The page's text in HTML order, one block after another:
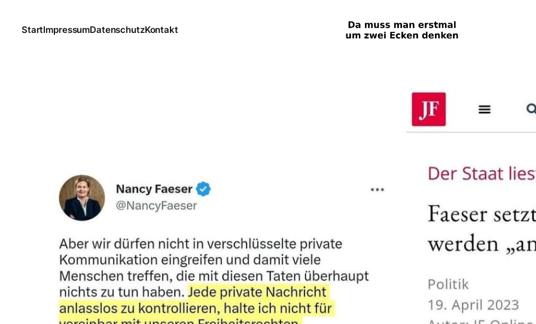
StartImpressumDatenschutzKontakt